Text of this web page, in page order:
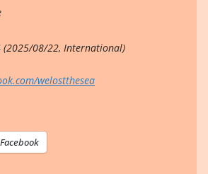
08/22, International)
welostthesea
Facebook